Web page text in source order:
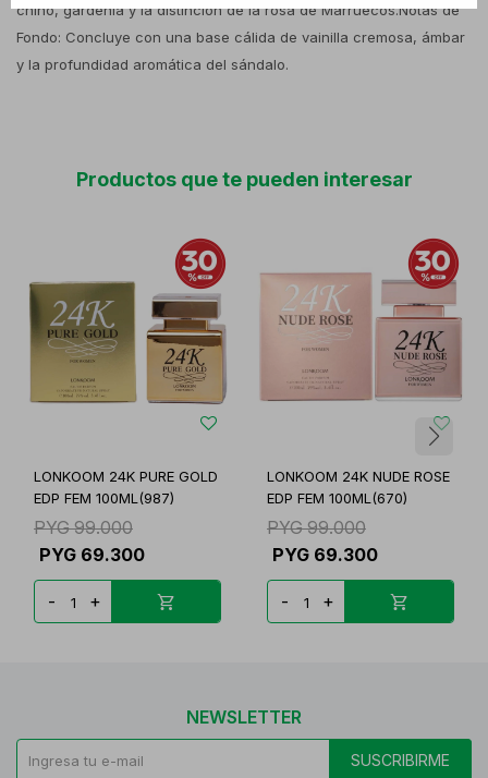
chino, gardenia y la distinción de la rosa de Marruecos.Notas de
Fondo: Concluye con una base cálida de vainilla cremosa, ámbar
y la profundidad aromática del sándalo.
Productos que te pueden interesar
LONKOOM 24K PURE GOLD
EDP FEM 100ML(987)
PYG 99.000
PYG 69.300
- +
LONKOOM 24K NUDE ROSE
EDP FEM 100ML(670)
PYG 99.000
PYG 69.300
- +
NEWSLETTER
SUSCRIBIRME